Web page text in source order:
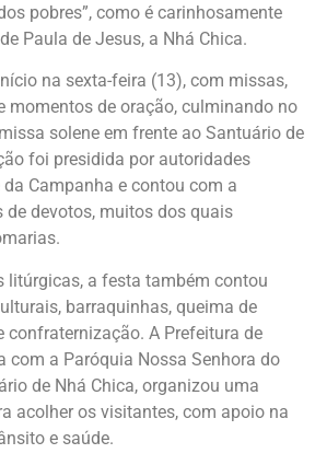
pobres”, como é carinhosamente
Paula de Jesus, a Nhá Chica.
na sexta-feira (13), com missas,
momentos de oração, culminando no
solene em frente ao Santuário de
foi presidida por autoridades
Campanha e contou com a
de devotos, muitos dos quais
litúrgicas, a festa também contou
barraquinhas, queima de
confraternização. A Prefeitura de
com a Paróquia Nossa Senhora do
de Nhá Chica, organizou uma
acolher os visitantes, com apoio na
e saúde.